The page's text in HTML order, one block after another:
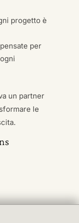
progetto è
per
un partner
le